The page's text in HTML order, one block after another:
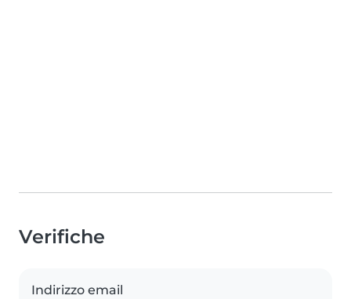
Verifiche
Indirizzo email